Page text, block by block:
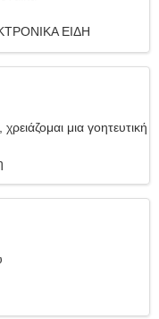
ΕΙΔΗ
μια γοητευτική